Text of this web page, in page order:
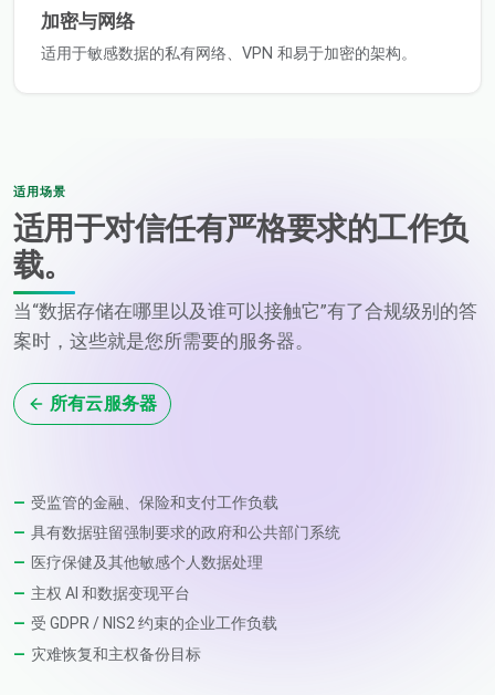
加密与网络
适用于敏感数据的私有网络、VPN 和易于加密的架构。
适用场景
适用于对信任有严格要求的工作负
载。
当“数据存储在哪里以及谁可以接触它”有了合规级别的答
案时，这些就是您所需要的服务器。
所有云服务器
受监管的金融、保险和支付工作负载
具有数据驻留强制要求的政府和公共部门系统
医疗保健及其他敏感个人数据处理
主权 AI 和数据变现平台
受 GDPR / NIS2 约束的企业工作负载
灾难恢复和主权备份目标